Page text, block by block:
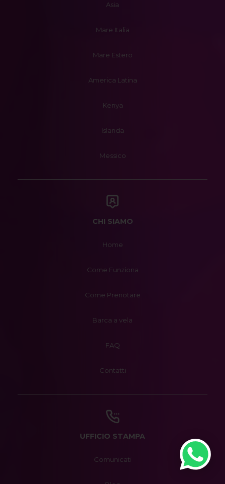
Asia
Mare Italia
Mare Estero
America Latina
Kenya
Islanda
Messico
CHI SIAMO
Home
Come Funziona
Come Prenotare
Barca a vela
FAQ
Contatti
UFFICIO STAMPA
Comunicati